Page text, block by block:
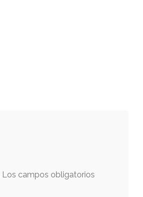
Los campos obligatorios